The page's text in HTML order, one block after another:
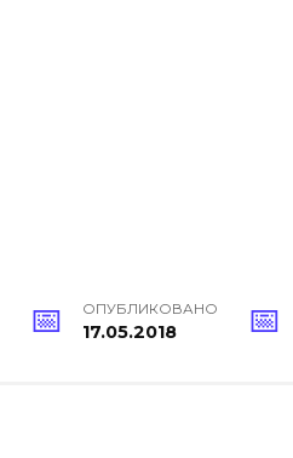
ОПУБЛИКОВАНО
17.05.2018